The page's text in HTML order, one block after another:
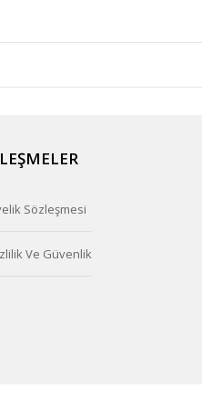
Sözleşmesi
Ve Güvenlik